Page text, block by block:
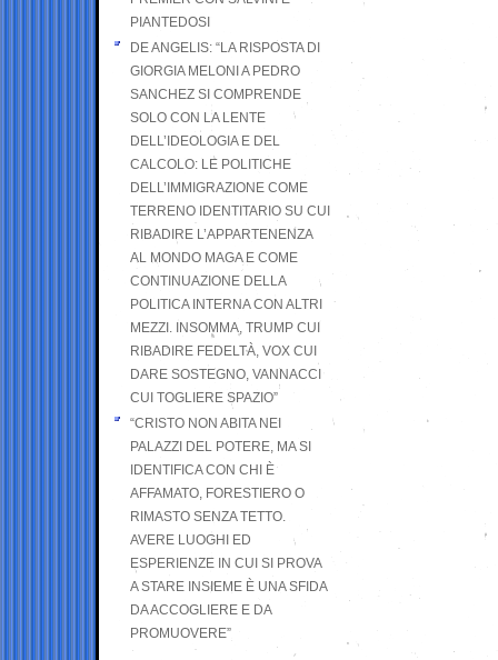
PIANTEDOSI
DE ANGELIS: “LA RISPOSTA DI
GIORGIA MELONI A PEDRO
SANCHEZ SI COMPRENDE
SOLO CON LA LENTE
DELL’IDEOLOGIA E DEL
CALCOLO: LE POLITICHE
DELL’IMMIGRAZIONE COME
TERRENO IDENTITARIO SU CUI
RIBADIRE L’APPARTENENZA
AL MONDO MAGA E COME
CONTINUAZIONE DELLA
POLITICA INTERNA CON ALTRI
MEZZI. INSOMMA, TRUMP CUI
RIBADIRE FEDELTÀ, VOX CUI
DARE SOSTEGNO, VANNACCI
CUI TOGLIERE SPAZIO”
“CRISTO NON ABITA NEI
PALAZZI DEL POTERE, MA SI
IDENTIFICA CON CHI È
AFFAMATO, FORESTIERO O
RIMASTO SENZA TETTO.
AVERE LUOGHI ED
ESPERIENZE IN CUI SI PROVA
A STARE INSIEME È UNA SFIDA
DA ACCOGLIERE E DA
PROMUOVERE”